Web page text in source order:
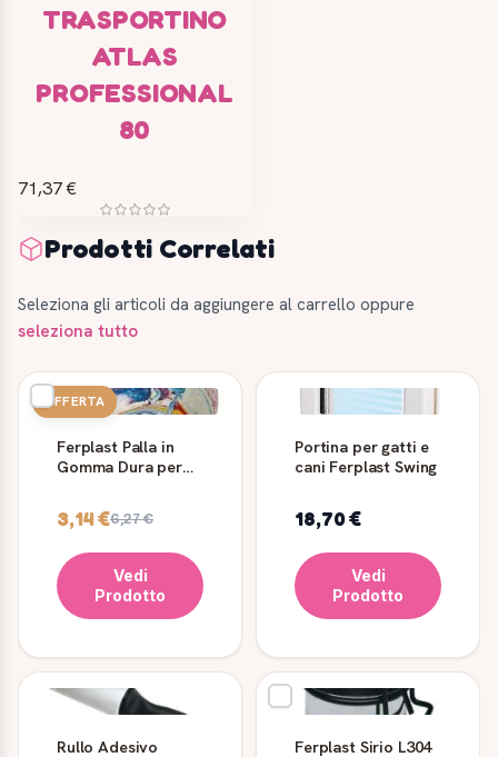
TRASPORTINO
ATLAS
PROFESSIONAL
80
71,37 €
Prodotti Correlati
Seleziona gli articoli da aggiungere al carrello oppure
seleziona tutto
OFFERTA
Ferplast Palla in
Gomma Dura per
3,14 €6,27 €
Vedi
Prodotto
Portina per gatti e
cani Ferplast Swing
18,70 €
Vedi
Prodotto
Rullo Adesivo
Ferplast Sirio L304